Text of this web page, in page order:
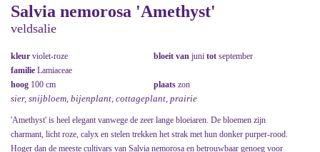
Salvia nemorosa 'Amethyst'
veldsalie
kleur violet-roze bloeit van juni tot september
familie Lamiaceae
hoog 100 cm plaats zon
sier, snijbloem, bijenplant, cottageplant, prairie
'Amethyst' is heel elegant vanwege de zeer lange bloeiaren. De bloemen zijn
charmant, licht roze, calyx en stelen trekken het strak met hun donker purper-rood.
Hoger dan de meeste cultivars van Salvia nemorosa en betrouwbaar genoeg voor